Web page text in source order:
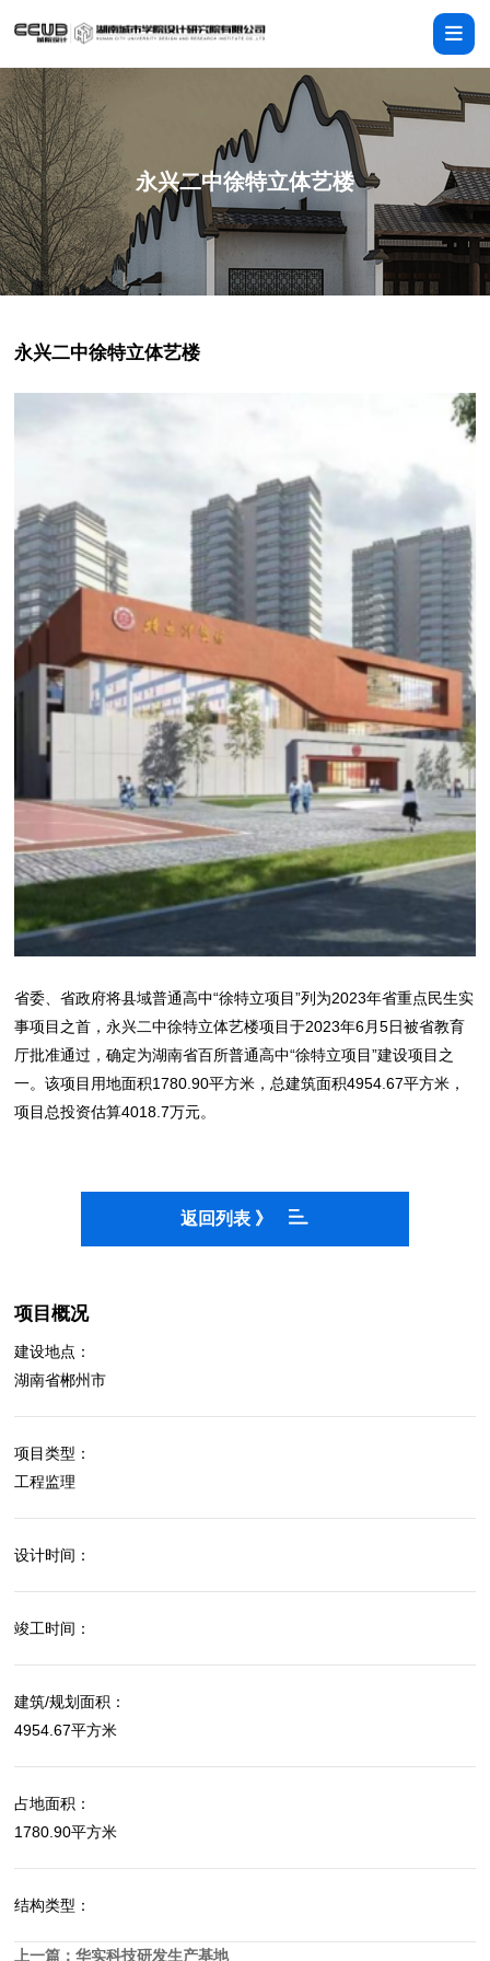
永兴二中徐特立体艺楼
永兴二中徐特立体艺楼
省委、省政府将县域普通高中“徐特立项目”列为2023年省重点民生实
事项目之首，永兴二中徐特立体艺楼项目于2023年6月5日被省教育
厅批准通过，确定为湖南省百所普通高中“徐特立项目”建设项目之
一。该项目用地面积1780.90平方米，总建筑面积4954.67平方米，
项目总投资估算4018.7万元。
返回列表 》
项目概况
建设地点：
湖南省郴州市
项目类型：
工程监理
设计时间：
竣工时间：
建筑/规划面积：
4954.67平方米
占地面积：
1780.90平方米
结构类型：
上一篇：华实科技研发生产基地